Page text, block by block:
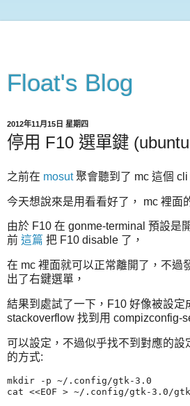
Float's Blog
2012年11月15日 星期四
停用 F10 選單鍵
之前在 mosut聚會聽到了 mc 這個
今天想說來是用看看好了， mc 裡面
由於 F10 在 gonme-terminal 預設是
前 這篇 把 F10 disable 了，
在 mc 裡面就可以正常離開了，不過
出了右鍵選單，
結果到處試了一下，F10 好像被設定
stackoverflow 找到用 compizconfig-
可以設定，不過似乎找不到對應的設
的方式:
mkdir -p ~/.config/gtk-3.0
cat <<EOF > ~/.config/gtk-3.0/